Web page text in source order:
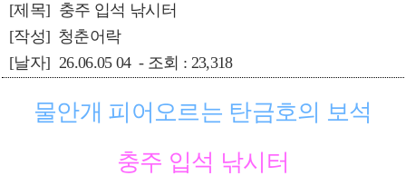
[제목] 충주 입석 낚시터
[작성] 청춘어락
[날자] 26.06.05 04 - 조회 : 23,318
물안개 피어오르는 탄금호의 보석
충주 입석 낚시터